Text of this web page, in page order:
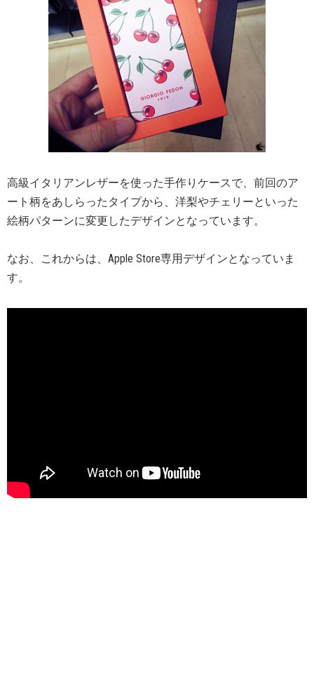
高級イタリアンレザーを使った手作りケースで、前回のア
ート柄をあしらったタイプから、洋梨やチェリーといった
絵柄パターンに変更したデザインとなっています。
なお、これからは、Apple Store専用デザインとなっていま
す。